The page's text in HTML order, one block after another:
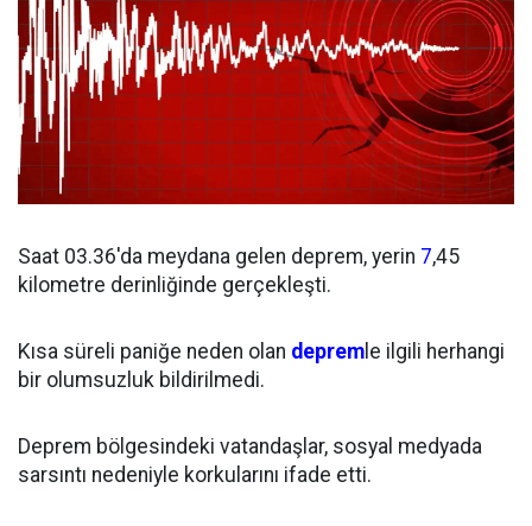
Saat 03.36'da meydana gelen deprem, yerin 7,45
kilometre derinliğinde gerçekleşti.
Kısa süreli paniğe neden olan deprem le ilgili herhangi
bir olumsuzluk bildirilmedi.
Deprem bölgesindeki vatandaşlar, sosyal medyada
sarsıntı nedeniyle korkularını ifade etti.